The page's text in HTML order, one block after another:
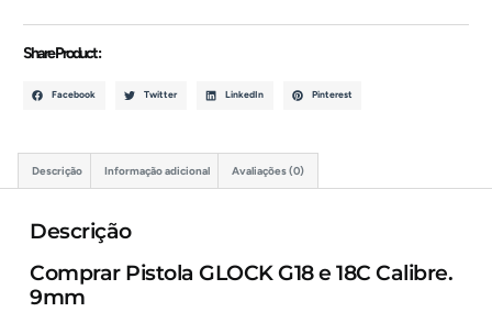
Share Product :
Facebook Twitter LinkedIn Pinterest
Descrição Informação adicional Avaliações (0)
Descrição
Comprar Pistola GLOCK G18 e 18C Calibre.
9mm